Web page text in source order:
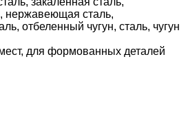
нержавеющая сталь,
отбеленный чугун, сталь, чугун
для формованных деталей